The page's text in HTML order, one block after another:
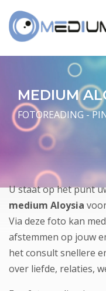
MEDIUM
FOTOREADING -
U staat op het punt
medium Aloysia
Via deze foto kan
afstemmen op jouw
het consult snellere
over liefde, relaties,